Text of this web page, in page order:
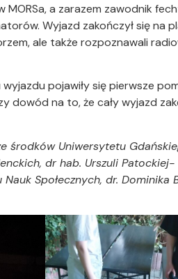
a zarazem zawodnik
Wyjazd zakończył się na
ale także rozpoznawali
pojawiły się pierwsze
dowód na to, że cały wyjazd
środków Uniwersytetu
dr hab. Urszuli Patockiej-
Społecznych, dr. Dominika